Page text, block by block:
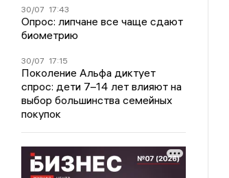
30/07 17:43
Опрос: липчане все чаще сдают
биометрию
30/07 17:15
Поколение Альфа диктует
спрос: дети 7–14 лет влияют на
выбор большинства семейных
покупок